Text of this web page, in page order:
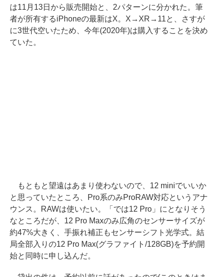
は11月13日から販売開始と、2パターンに分かれた。筆
者が所有するiPhoneの最新はX。X→XR→11と、さすが
に3世代空いたため、今年(2020年)は購入することを決め
ていた。
もともと望遠はあまり使わないので、12 miniでいいか
と思っていたところ、Pro系のみProRAW対応というアナ
ウンス。RAWは使いたい。「では12 Pro」にとなりそう
なところだが、12 Pro Maxのみ広角のセンサーサイズが
約47%大きく、手振れ補正もセンサーシフト光学式。結
局全部入りの12 Pro Max(グラファイト/128GB)を予約開
始と同時に申し込んだ。